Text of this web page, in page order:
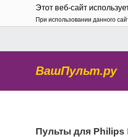
Этот веб-сайт
При использовании данного
ВашПульт.ру
Пульты для Philips